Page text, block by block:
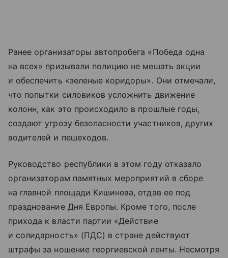
Ранее организаторы автопробега «Победа одна
на всех» призывали полицию не мешать акции
и обеспечить «зеленые коридоры». Они отмечали,
что попытки силовиков усложнить движение
колонн, как это происходило в прошлые годы,
создают угрозу безопасности участников, других
водителей и пешеходов.
Руководство республики в этом году отказало
организаторам памятных мероприятий в сборе
на главной площади Кишинева, отдав ее под
празднование Дня Европы. Кроме того, после
прихода к власти партии «Действие
и солидарность» (ПДС) в стране действуют
штрафы за ношение георгиевской ленты. Несмотря